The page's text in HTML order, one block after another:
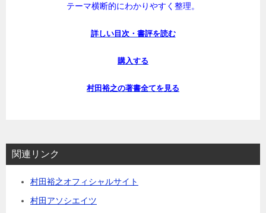
テーマ横断的にわかりやすく整理。
詳しい目次・書評を読む
購入する
村田裕之の著書全てを見る
関連リンク
村田裕之オフィシャルサイト
村田アソシエイツ